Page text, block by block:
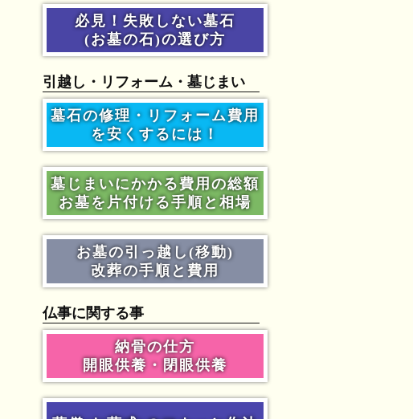
必見！失敗しない墓石
(お墓の石)の選び方
引越し・リフォーム・墓じまい
墓石の修理・リフォーム費用
を安くするには！
墓じまいにかかる費用の総額
お墓を片付ける手順と相場
お墓の引っ越し(移動)
改葬の手順と費用
仏事に関する事
納骨の仕方
開眼供養・閉眼供養